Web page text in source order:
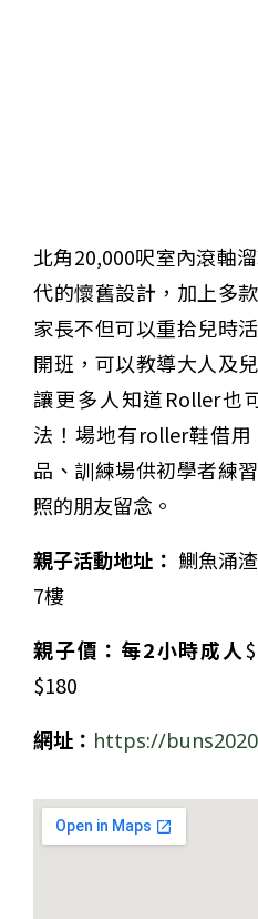
北角20,000呎室內滾軸
代的懷舊設計，加上多
家長不但可以重拾兒時
開班，可以教導大人及
讓更多人知道Roller也
法！場地有roller鞋借
品、訓練場供初學者練
照的朋友留念。
親子活動地址： 鰂魚涌
7樓
親子價 ： 每2小時成人
$180
網址： https://